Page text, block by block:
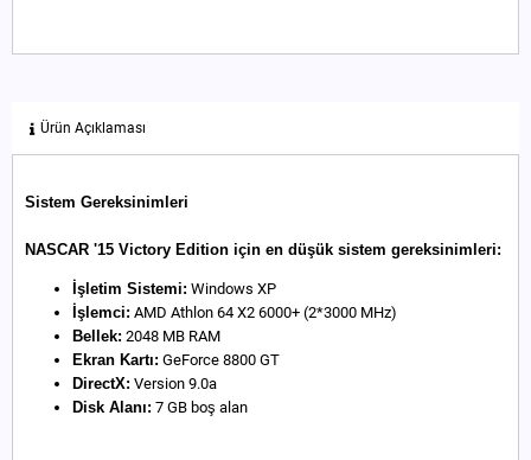
Ürün Açıklaması
Sistem Gereksinimleri
NASCAR '15 Victory Edition için en düşük sistem gereksinimleri:
İşletim Sistemi: Windows XP
İşlemci: AMD Athlon 64 X2 6000+ (2*3000 MHz)
Bellek: 2048 MB RAM
Ekran Kartı: GeForce 8800 GT
DirectX: Version 9.0a
Disk Alanı: 7 GB boş alan